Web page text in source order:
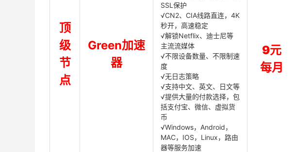
顶
级
节
点
Green加速
器
SSL保护
√CN2、CIA线路直连，4K
秒开，高速稳定
√解锁Netflix、迪士尼等
主流流媒体
√不限设备数量、不限制速
度
√无日志策略
√支持中文、英文、日文等
√提供大量的付款选择，包
括支付宝、微信、虚拟货
币
√Windows，Android，
MAC，IOS，Linux，路由
器等服务加速
9元
每月